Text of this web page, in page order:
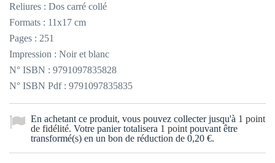
Reliures : Dos carré collé
Formats : 11x17 cm
Pages : 251
Impression : Noir et blanc
N° ISBN : 9791097835828
N° ISBN Pdf : 9791097835835
En achetant ce produit, vous pouvez collecter jusqu'à 1 point
de fidélité. Votre panier totalisera 1 point pouvant être
transformé(s) en un bon de réduction de 0,20 €.